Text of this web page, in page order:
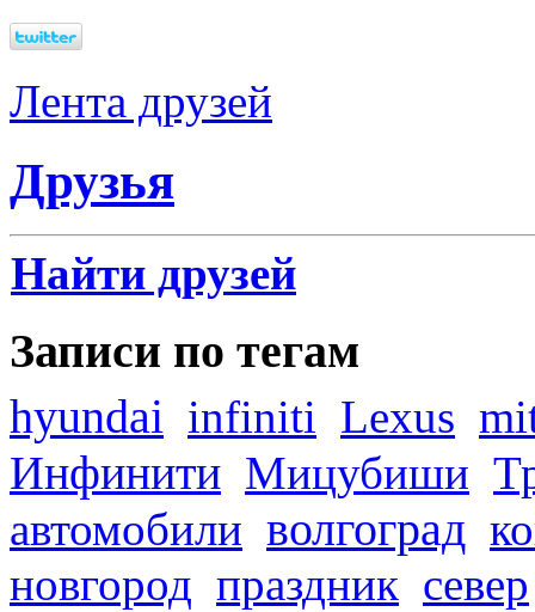
Лента друзей
Друзья
Найти друзей
Записи по тегам
hyundai infiniti Lexus
Инфинити Мицубиши
автомобили волгоград
новгород праздник север